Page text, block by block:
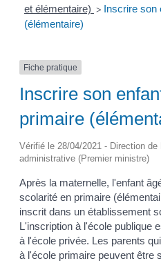
et élémentaire)
> Inscrire son
(élémentaire)
Fiche pratique
Inscrire son
primaire
Vérifié le 28/04/2021 - Direction
administrative (Premier ministre)
Après la maternelle, l'enfant
scolarité en primaire
inscrit dans un établissement
L'inscription à l'école publique
à l'école privée. Les parents
à l'école primaire peuvent être